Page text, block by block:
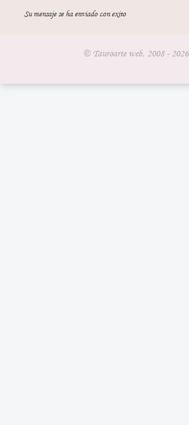
Su mensaje se ha enviado con exito
© Tauroarte web, 2008 - 2026